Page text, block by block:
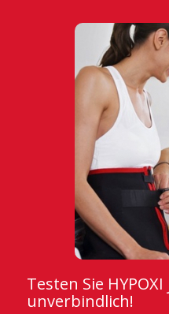
Testen Sie
unverbindlich!